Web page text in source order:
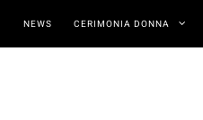
NEWS CERIMONIA DONNA